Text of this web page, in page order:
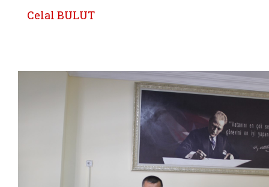
Celal BULUT